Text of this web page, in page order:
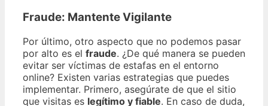
Fraude: Mantente Vigilante
Por último, otro aspecto que no podemos pasar
por alto es el fraude. ¿De qué manera se pueden
evitar ser víctimas de estafas en el entorno
online? Existen varias estrategias que puedes
implementar. Primero, asegúrate de que el sitio
que visitas es legítimo y fiable. En caso de duda,